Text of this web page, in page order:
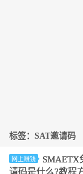
标签：SAT邀请码
网上赚钱
SMAETX
请码是什么?教程